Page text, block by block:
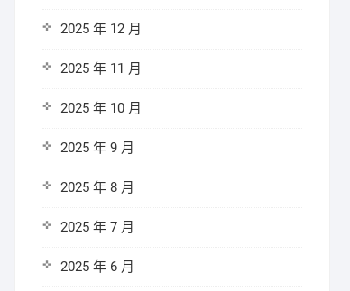
2025 年 12 月
2025 年 11 月
2025 年 10 月
2025 年 9 月
2025 年 8 月
2025 年 7 月
2025 年 6 月